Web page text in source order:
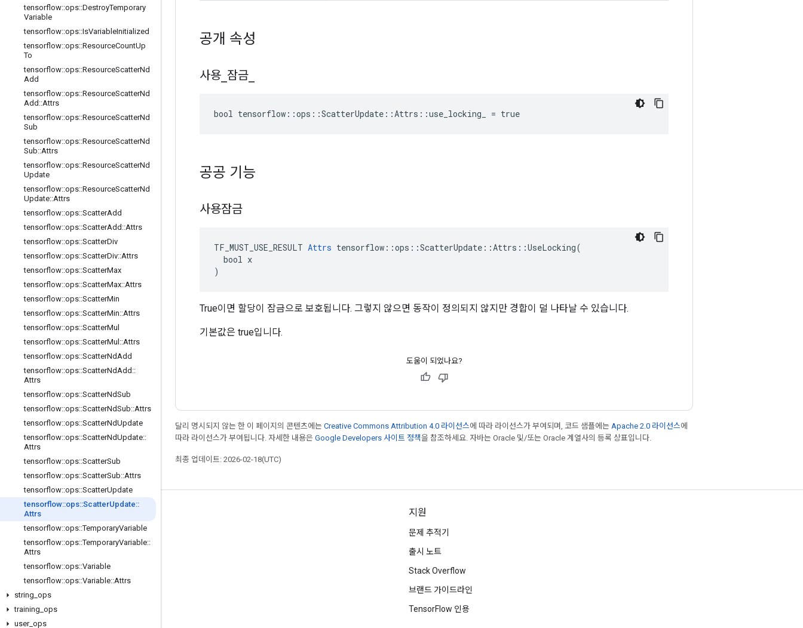
tensorflow::ops::DestroyTemporary
Variable
tensorflow::ops::IsVariableInitialized
tensorflow::ops::ResourceCountUp
To
tensorflow::ops::ResourceScatterNd
Add
tensorflow::ops::ResourceScatterNd
Add ::Attrs
tensorflow::ops::ResourceScatterNd
Sub
tensorflow::ops::ResourceScatterNd
Sub::Attrs
tensorflow::ops::ResourceScatterNd
Update
tensorflow::ops::ResourceScatterNd
Update::Attrs
tensorflow::ops::ScatterAdd
tensorflow::ops::ScatterAdd ::Attrs
tensorflow::ops::ScatterDiv
tensorflow::ops::ScatterDiv::Attrs
tensorflow::ops::ScatterMax
tensorflow::ops::ScatterMax::Attrs
tensorflow::ops::ScatterMin
tensorflow::ops::ScatterMin::Attrs
tensorflow::ops::ScatterMul
tensorflow::ops::ScatterMul ::Attrs
tensorflow::ops::ScatterNdAdd
tensorflow::ops::ScatterNdAdd ::
Attrs
tensorflow::ops::ScatterNdSub
tensorflow::ops::ScatterNdSub::Attrs
tensorflow::ops::ScatterNdUpdate
tensorflow::ops::ScatterNdUpdate::
Attrs
tensorflow::ops::ScatterSub
tensorflow::ops::ScatterSub::Attrs
tensorflow::ops::ScatterUpdate
tensorflow::ops::ScatterUpdate::
Attrs
tensorflow::ops::TemporaryVariable
tensorflow::ops::TemporaryVariable::
Attrs
tensorflow::ops::Variable
tensorflow::ops::Variable::Attrs
string ops
training ops
user_ ops
공개 속성
사용 잠금
bool tensorflow::ops::ScatterUpdate::Attrs::use_locking_ = true
공공 기능
사용잠금
TF_MUST_USE_RESULT Attrs tensorflow::ops::ScatterUpdate::Attrs::UseLocking(
  bool x
)
True이면 할당이 잠금으로 보호됩니다. 그렇지 않으면 동작이 정의되지 않지만 경합이 덜 나타날 수 있습니다.
기본값은 true입니다.
도움이 되었나요?
달리 명시되지 않는 한 이 페이지의 콘텐츠에는 Creative Commons Attribution 4.0 라이선스에 따라 라이선스가 부여되며, 코드 샘플에는 Apache 2.0 라이선스에
따라 라이선스가 부여됩니다. 자세한 내용은 Google Developers 사이트 정책을 참조하세요. 자바는 Oracle 및/또는 Oracle 계열사의 등록 상표입니다.
최종 업데이트: 2026-02-18(UTC)
최신 소식 확인하기
블로그
포럼
GitHub
YouTube
지원
문제 추적기
출시 노트
Stack Overflow
브랜드 가이드라인
TensorFlow 인용